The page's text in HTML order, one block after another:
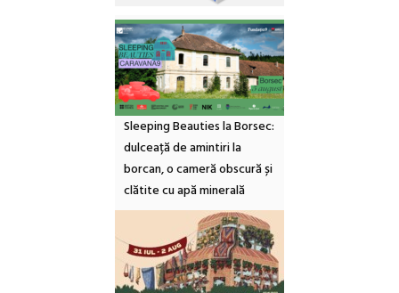
Sleeping Beauties la Borsec:
dulceață de amintiri la
borcan, o cameră obscură și
clătite cu apă minerală